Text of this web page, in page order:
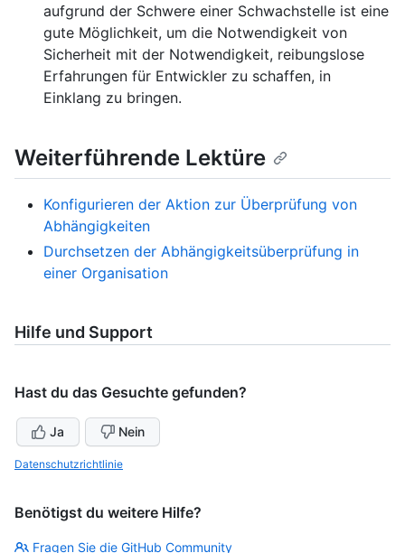
aufgrund der Schwere einer Schwachstelle ist eine
gute Möglichkeit, um die Notwendigkeit von
Sicherheit mit der Notwendigkeit, reibungslose
Erfahrungen für Entwickler zu schaffen, in
Einklang zu bringen.
Weiterführende Lektüre
Konfigurieren der Aktion zur Überprüfung von
Abhängigkeiten
Durchsetzen der Abhängigkeitsüberprüfung in
einer Organisation
Hilfe und Support
Hast du das Gesuchte gefunden?
Ja Nein
Datenschutzrichtlinie
Benötigst du weitere Hilfe?
Fragen Sie die GitHub Community